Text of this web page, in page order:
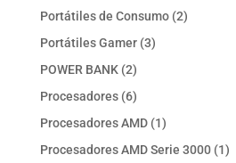
productos
Portátiles de Consumo 22
Portátiles Gamer 33
POWER BANK 22
productos
Procesadores 66
productos
Procesadores AMD 11
producto
Procesadores AMD Serie 3000 11